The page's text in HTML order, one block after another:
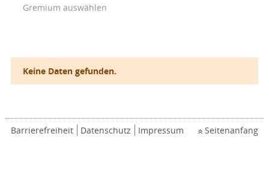
Gremium auswählen
Keine Daten gefunden.
Barrierefreiheit Datenschutz Impressum Seitenanfang